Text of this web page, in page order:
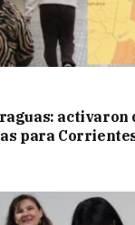
activaron
para